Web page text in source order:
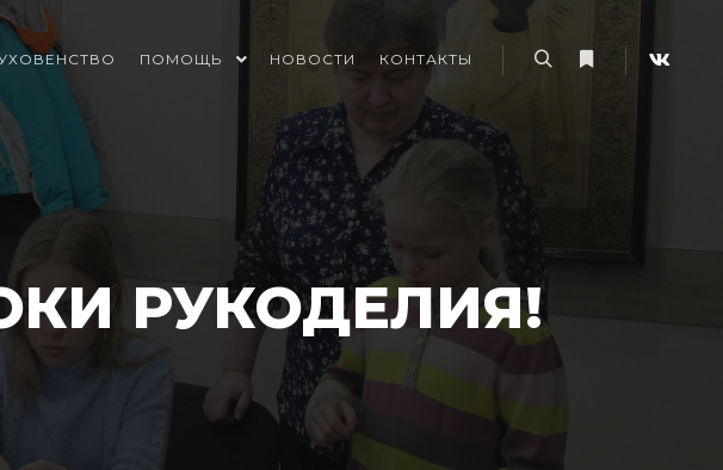
ПОМОЩЬ НОВОСТИ
КОНТАКТЫ
РУКОДЕЛИЯ!